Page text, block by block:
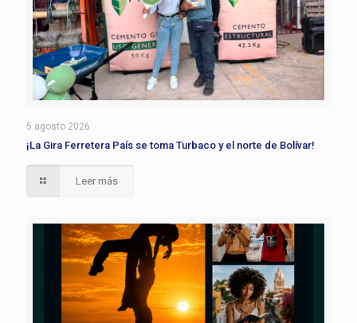
5 agosto 2026
¡La Gira Ferretera País se toma Turbaco y el norte de Bolívar!
Leer más